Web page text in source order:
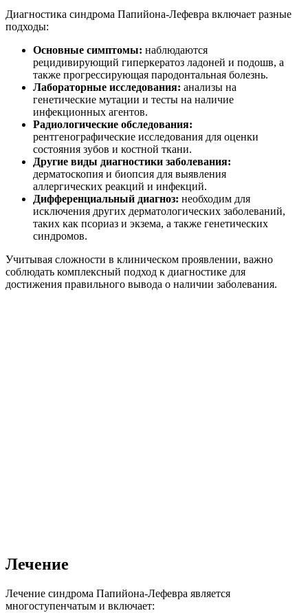
Диагностика синдрома Папийона-Лефевра включает разные
подходы:
Основные симптомы: наблюдаются
рецидивирующий гиперкератоз ладоней и подошв, а
также прогрессирующая пародонтальная болезнь.
Лабораторные исследования: анализы на
генетические мутации и тесты на наличие
инфекционных агентов.
Радиологические обследования:
рентгенографические исследования для оценки
состояния зубов и костной ткани.
Другие виды диагностики заболевания:
дерматоскопия и биопсия для выявления
аллергических реакций и инфекций.
Дифференциальный диагноз: необходим для
исключения других дерматологических заболеваний,
таких как псориаз и экзема, а также генетических
синдромов.
Учитывая сложности в клиническом проявлении, важно
соблюдать комплексный подход к диагностике для
достижения правильного вывода о наличии заболевания.
Лечение
Лечение синдрома Папийона-Лефевра является
многоступенчатым и включает: